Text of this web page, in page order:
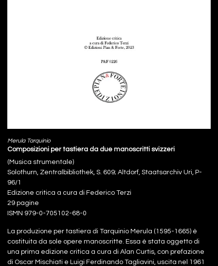
Merula Tarquinio
Composizioni per tastiera da due manoscritti svizzeri
(Musica strumentale)
Solothurn, Zentralbibliothek, S. 609; Altdorf, Staatsarchiv Uri, P-
96/1
Edizione critica a cura di Federico Terzi
29 pagine
ISMN 979-0-705102-68-0
La produzione per tastiera di Tarquinio Merula (1595-1665) è
costituita da sole opere manoscritte. Essa è stata oggetto di
una prima edizione critica a cura di Alan Curtis, con prefazione
di Oscar Mischiati e Luigi Ferdinando Tagliavini, uscita nel 1961